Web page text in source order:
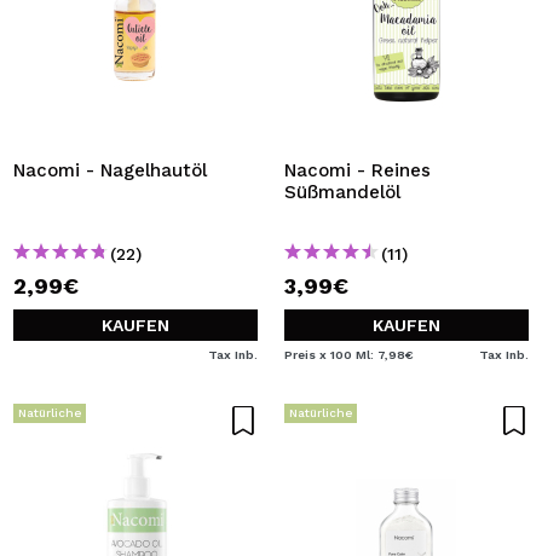
Nacomi - Nagelhautöl
(22)
2,99€
KAUFEN
Tax Inb.
Nacomi - Reines
Süßmandelöl
(11)
3,99€
KAUFEN
Preis x 100 Ml: 7,98€ Tax Inb.
Natürliche Natürliche